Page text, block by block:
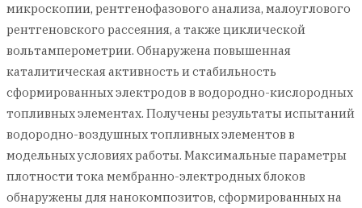
микроскопии, рентгенофазового анализа, малоуглового
рентгеновского рассеяния, а также циклической
вольтамперометрии. Обнаружена повышенная
каталитическая активность и стабильность
сформированных электродов в водородно-кислородных
топливных элементах. Получены результаты испытаний
водородно-воздушных топливных элементов в
модельных условиях работы. Максимальные параметры
плотности тока мембранно-электродных блоков
обнаружены для нанокомпозитов, сформированных на